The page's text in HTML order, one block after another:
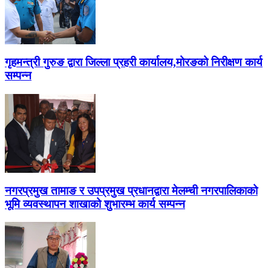
गृहमन्त्री गुरुङ द्वारा जिल्ला प्रहरी कार्यालय,मोरङको निरीक्षण कार्य
सम्पन्न
नगरप्रमुख तामाङ र उपप्रमुख प्रधानद्वारा मेलम्ची नगरपालिकाको
भूमि व्यवस्थापन शाखाको शुभारम्भ कार्य सम्पन्न